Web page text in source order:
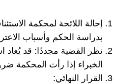
إحالة اللائحة لمحكمة
بدراسة الحكم وأسباب
نظر القضية مجددًا: قد يُعاد
الخبراء إذا رأت المحكمة
القرار النهائي: